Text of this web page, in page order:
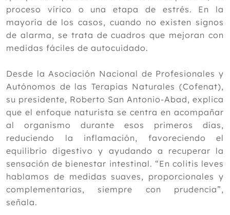
mensaje real de #NoTeEnREDES es que
sólo es válido lo que ellos dicen”
Efecto manipulativo osteopático sobre
el dolor, la flexibilidad, la modulación
autonómica de la frecuencia cardíaca,
¿Qué son los disruptores endocrinos?
Eficacia de la acupuntura y la
acupresión para mejorar la calidad del
sueño en mujeres menopáusicas: un
metaanálisis
De la melisa a la microbiota: cómo
mimar tu intestino cuando sufres una
colitis leve
Eficacia de la medicina tradicional
china combinada con la terapia de
masaje en la espondilosis cervical
Eficacia y seguridad de la terapia de
proceso vírico o una etapa de estrés. En la
mayoría de los casos, cuando no existen signos
de alarma, se trata de cuadros que mejoran con
medidas fáciles de autocuidado.
Desde la Asociación Nacional de Profesionales y
Autónomos de las Terapias Naturales (Cofenat),
su presidente, Roberto San Antonio-Abad, explica
que el enfoque naturista se centra en acompañar
al organismo durante esos primeros días,
reduciendo la inflamación, favoreciendo el
equilibrio digestivo y ayudando a recuperar la
sensación de bienestar intestinal. “En colitis leves
hablamos de medidas suaves, proporcionales y
complementarias, siempre con prudencia”,
señala.